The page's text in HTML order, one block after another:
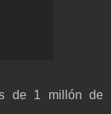
de 1 millón de